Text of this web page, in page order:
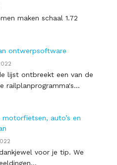
maken schaal 1.72
ontwerpsoftware
lijst ontbreekt een van de
railplanprogramma's...
auto’s en
voor je tip. We